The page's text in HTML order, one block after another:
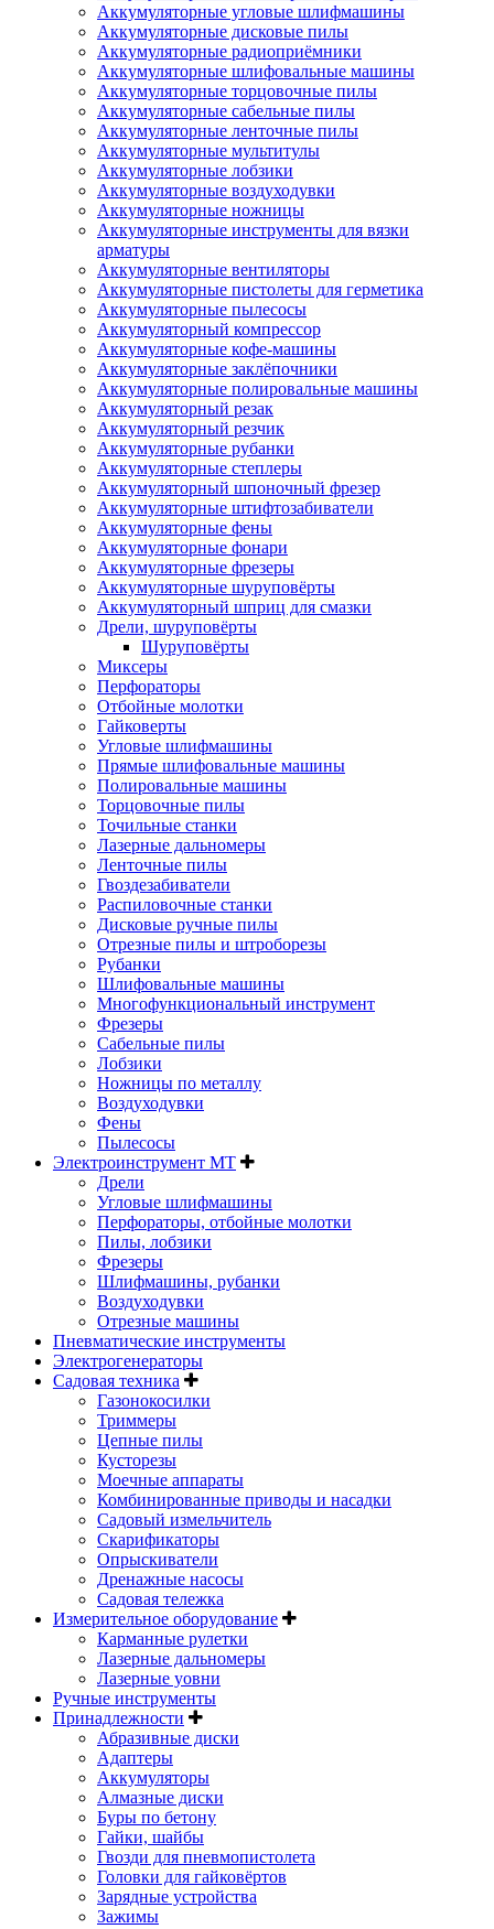
Аккумуляторные угловые шлифмашины
Аккумуляторные дисковые пилы
Аккумуляторные радиоприёмники
Аккумуляторные шлифовальные машины
Аккумуляторные торцовочные пилы
Аккумуляторные сабельные пилы
Аккумуляторные ленточные пилы
Аккумуляторные мультитулы
Аккумуляторные лобзики
Аккумуляторные воздуходувки
Аккумуляторные ножницы
Аккумуляторные инструменты для вязки
арматуры
Аккумуляторные вентиляторы
Аккумуляторные пистолеты для герметика
Аккумуляторные пылесосы
Аккумуляторный компрессор
Аккумуляторные кофе-машины
Аккумуляторные заклёпочники
Аккумуляторные полировальные машины
Аккумуляторный резак
Аккумуляторный резчик
Аккумуляторные рубанки
Аккумуляторные степлеры
Аккумуляторный шпоночный фрезер
Аккумуляторные штифтозабиватели
Аккумуляторные фены
Аккумуляторные фонари
Аккумуляторные фрезеры
Аккумуляторные шуруповёрты
Аккумуляторный шприц для смазки
Дрели, шуруповёрты
Шуруповёрты
Миксеры
Перфораторы
Отбойные молотки
Гайковерты
Угловые шлифмашины
Прямые шлифовальные машины
Полировальные машины
Торцовочные пилы
Точильные станки
Лазерные дальномеры
Ленточные пилы
Гвоздезабиватели
Распиловочные станки
Дисковые ручные пилы
Отрезные пилы и штроборезы
Рубанки
Шлифовальные машины
Многофункциональный инструмент
Фрезеры
Сабельные пилы
Лобзики
Ножницы по металлу
Воздуходувки
Фены
Пылесосы
Электроинструмент MT
Дрели
Угловые шлифмашины
Перфораторы, отбойные молотки
Пилы, лобзики
Фрезеры
Шлифмашины, рубанки
Воздуходувки
Отрезные машины
Пневматические инструменты
Электрогенераторы
Садовая техника
Газонокосилки
Триммеры
Цепные пилы
Кусторезы
Моечные аппараты
Комбинированные приводы и насадки
Садовый измельчитель
Скарификаторы
Опрыскиватели
Дренажные насосы
Садовая тележка
Измерительное оборудование
Карманные рулетки
Лазерные дальномеры
Лазерные уовни
Ручные инструменты
Принадлежности
Абразивные диски
Адаптеры
Аккумуляторы
Алмазные диски
Буры по бетону
Гайки, шайбы
Гвозди для пневмопистолета
Головки для гайковёртов
Зарядные устройства
Зажимы